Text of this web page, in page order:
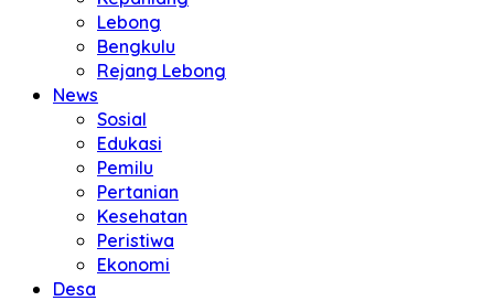
Lebong
Bengkulu
Rejang Lebong
News
Sosial
Edukasi
Pemilu
Pertanian
Kesehatan
Peristiwa
Ekonomi
Desa